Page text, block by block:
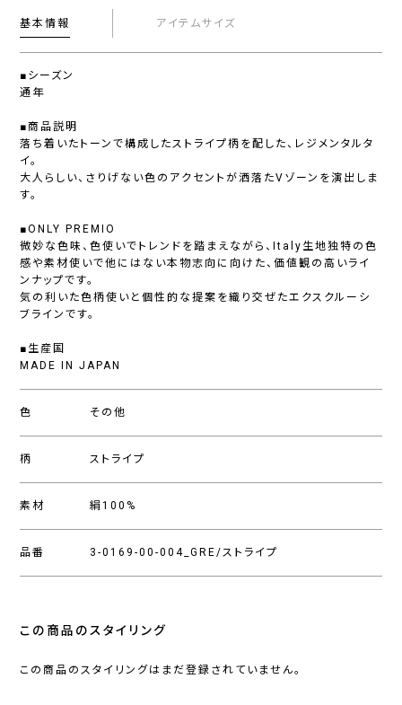
基本情報 アイテムサイズ
■シーズン
通年
■商品説明
落ち着いたトーンで構成したストライプ柄を配した、レジメンタルタ
イ。
大人らしい、さりげない色のアクセントが洒落たVゾーンを演出しま
す。
■ONLY PREMIO
微妙な色味、色使いでトレンドを踏まえながら、Italy生地独特の色
感や素材使いで他にはない本物志向に向けた、価値観の高いライ
ンナップです。
気の利いた色柄使いと個性的な提案を織り交ぜたエクスクルーシ
ブラインです。
■生産国
MADE IN JAPAN
色 その他
柄 ストライプ
素材 絹100%
品番 3-0169-00-004_GRE/ストライプ
この商品のスタイリング
この商品のスタイリングはまだ登録されていません。